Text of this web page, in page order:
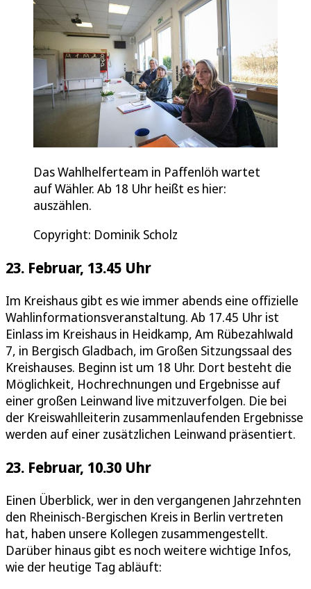
Das Wahlhelferteam in Paffenlöh wartet
auf Wähler. Ab 18 Uhr heißt es hier:
auszählen.
Copyright: Dominik Scholz
23. Februar, 13.45 Uhr
Im Kreishaus gibt es wie immer abends eine offizielle
Wahlinformationsveranstaltung. Ab 17.45 Uhr ist
Einlass im Kreishaus in Heidkamp, Am Rübezahlwald
7, in Bergisch Gladbach, im Großen Sitzungssaal des
Kreishauses. Beginn ist um 18 Uhr. Dort besteht die
Möglichkeit, Hochrechnungen und Ergebnisse auf
einer großen Leinwand live mitzuverfolgen. Die bei
der Kreiswahlleiterin zusammenlaufenden Ergebnisse
werden auf einer zusätzlichen Leinwand präsentiert.
23. Februar, 10.30 Uhr
Einen Überblick, wer in den vergangenen Jahrzehnten
den Rheinisch-Bergischen Kreis in Berlin vertreten
hat, haben unsere Kollegen zusammengestellt.
Darüber hinaus gibt es noch weitere wichtige Infos,
wie der heutige Tag abläuft: